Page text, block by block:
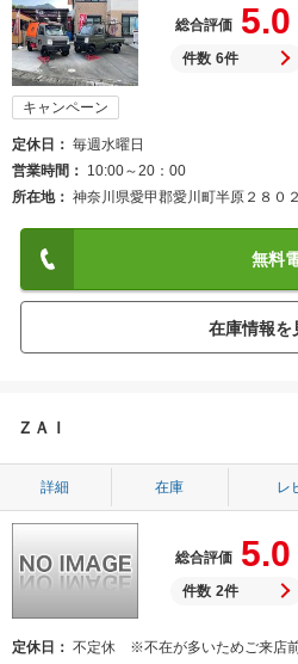
総合評価 5.0
件数 6件
キャンペーン
定休日
毎週水曜日
営業時間
10:00～20：00
所在地
神奈川県愛甲郡愛川町半原２８０
無料
ＺＡＩ
詳細 在庫 レ
総合評価 5.0
件数 2件
定休日
不定休 ※不在が多いためご来店